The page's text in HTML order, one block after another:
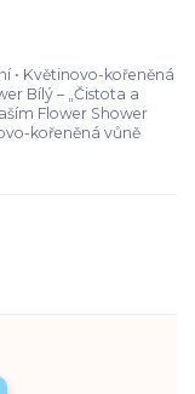
• Květinovo-kořeněná
Bílý – „Čistota a
Flower Shower
kořeněná vůně